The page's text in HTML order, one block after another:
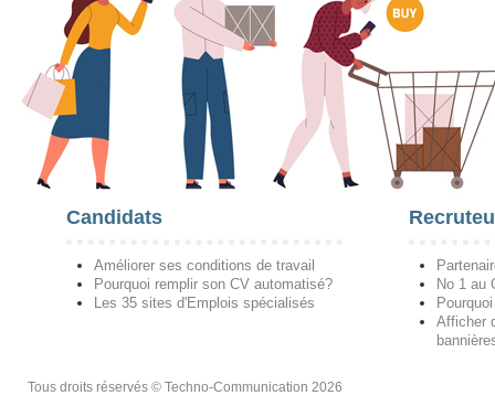
Candidats
Améliorer ses conditions de travail
Pourquoi remplir son CV automatisé?
Les 35 sites d'Emplois spécialisés
No 1 au
Afficher
Tous droits réservés © Techno-Communication 2026